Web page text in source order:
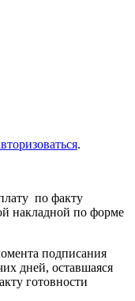
.
по факту
накладной по форме
подписания
дней, оставшаяся
готовности